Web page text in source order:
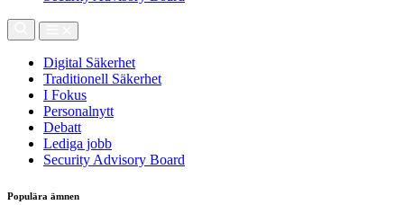
Digital Säkerhet
Traditionell Säkerhet
I Fokus
Personalnytt
Debatt
Lediga jobb
Security Advisory Board
Populära ämnen